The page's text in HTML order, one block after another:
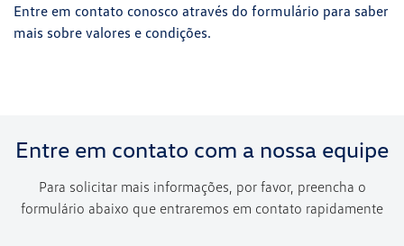
Entre em contato conosco através do formulário para saber
mais sobre valores e condições.
Entre em contato com a nossa equipe
Para solicitar mais informações, por favor, preencha o
formulário abaixo que entraremos em contato rapidamente